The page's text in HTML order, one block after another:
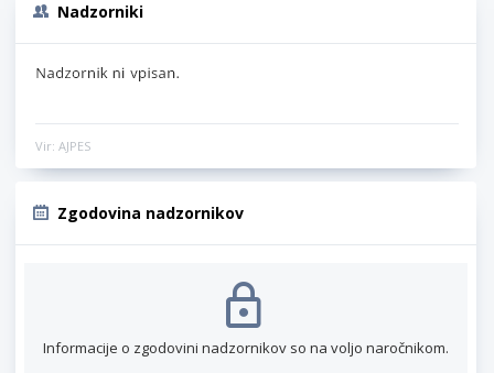
Nadzorniki
Vir: AJPES
Zgodovina nadzornikov
Informacije o zgodovini nadzornikov so na voljo naročnikom.